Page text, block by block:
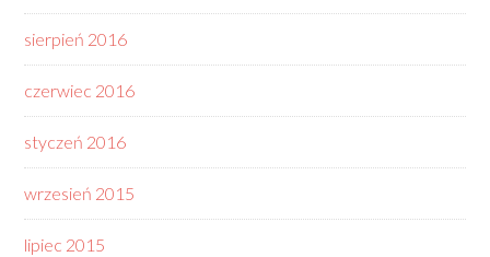
sierpień 2016
czerwiec 2016
styczeń 2016
wrzesień 2015
lipiec 2015